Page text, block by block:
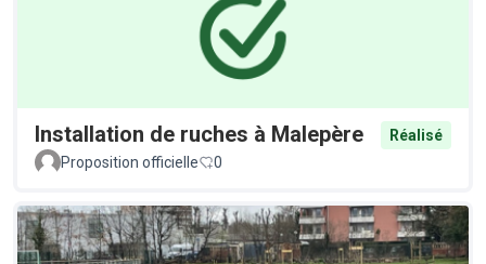
Installation de ruches à Malepère
Réalisé
Proposition officielle
0